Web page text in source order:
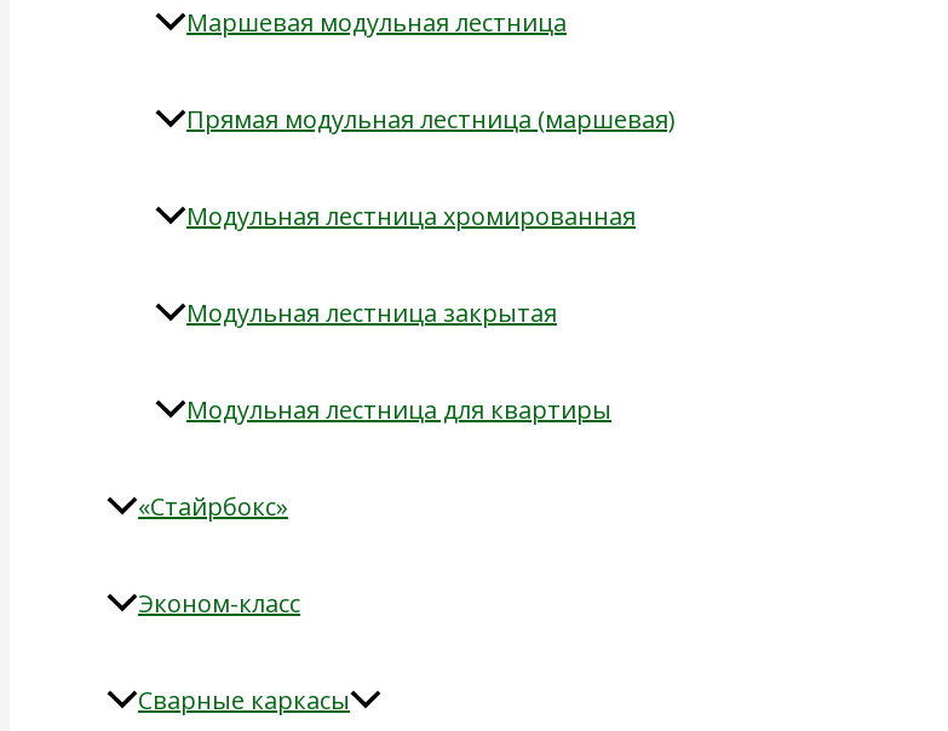
Маршевая модульная лестница
Прямая модульная лестница (маршевая)
Модульная лестница хромированная
Модульная лестница закрытая
Модульная лестница для квартиры
«Стайрбокс»
Эконом-класс
Сварные каркасы